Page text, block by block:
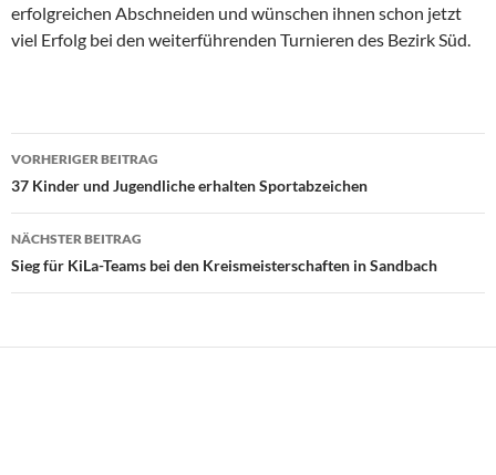
erfolgreichen Abschneiden und wünschen ihnen schon jetzt
viel Erfolg bei den weiterführenden Turnieren des Bezirk Süd.
Beitragsnavigation
VORHERIGER BEITRAG
37 Kinder und Jugendliche erhalten Sportabzeichen
NÄCHSTER BEITRAG
Sieg für KiLa-Teams bei den Kreismeisterschaften in Sandbach